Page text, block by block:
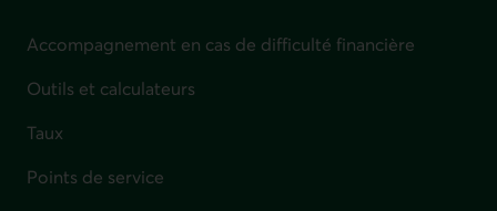
Accompagnement en cas de difficulté financière
Outils et calculateurs
Taux
Points de service